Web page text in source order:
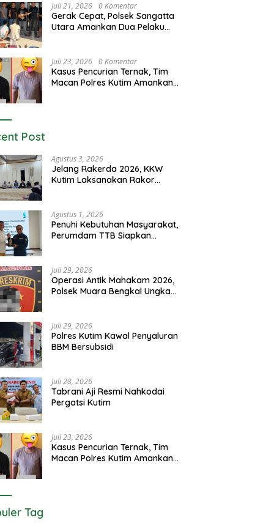
Juli 21, 2026 0 Komentar
Gerak Cepat, Polsek Sangatta
Utara Amankan Dua Pelaku
Juli 23, 2026 0 Komentar
Kasus Pencurian Ternak, Tim
Macan Polres Kutim Amankan 2
Post
Agustus 3, 2026
Jelang Rakerda 2026, KKW
Kutim Laksanakan Rakor
Agustus 1, 2026
Penuhi Kebutuhan Masyarakat,
Perumdam TTB Siapkan
Juli 29, 2026
Operasi Antik Mahakam 2026,
Polsek Muara Bengkal Ungkap
Juli 29, 2026
Polres Kutim Kawal Penyaluran
BBM Bersubsidi
Juli 28, 2026
Tabrani Aji Resmi Nahkodai
Pergatsi Kutim
Juli 23, 2026
Kasus Pencurian Ternak, Tim
Macan Polres Kutim Amankan 2
Tag